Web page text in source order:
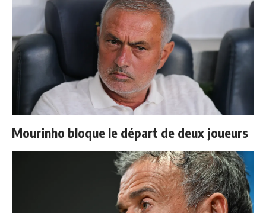
Mourinho bloque le départ de deux joueurs